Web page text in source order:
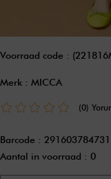
Voorraad code
Merk : MICCA
(0)
Barcode :
Aantal in voorraad : 0